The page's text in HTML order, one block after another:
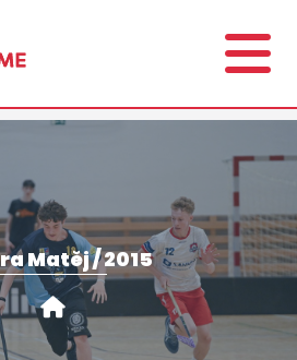
Matěj / 2015